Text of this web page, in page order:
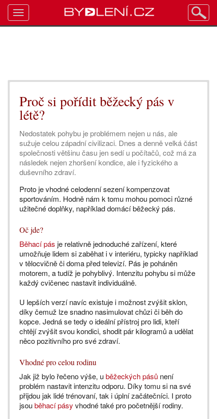
Proč si pořídit běžecký pás v
létě?
Nedostatek pohybu je problémem nejen u nás, ale
sužuje celou západní civilizaci. Dnes a denně velká část
společnosti většinu času jen sedí u počítačů, což má za
následek nejen zhoršení kondice, ale i fyzického a
duševního zdraví.
Proto je vhodné celodenní sezení kompenzovat
sportováním. Hodně nám k tomu mohou pomoci různé
užitečné doplňky, například domácí běžecký pás.
Oč jde?
Běhací pás je relativně jednoduché zařízení, které
umožňuje lidem si zaběhat i v interiéru, typicky například
v tělocvičně či doma před televizí. Pás je poháněn
motorem, a tudíž je pohyblivý. Intenzitu pohybu si může
každý cvičenec nastavit individuálně.
U lepších verzí navíc existuje i možnost zvýšit sklon,
díky čemuž lze snadno nasimulovat chůzi či běh do
kopce. Jedná se tedy o ideální přístroj pro lidi, kteří
chtějí zvýšit svou kondici, shodit pár kilogramů a udělat
něco pozitivního pro své zdraví.
Vhodné pro celou rodinu
Jak již bylo řečeno výše, uběžeckých pásů není
problém nastavit intenzitu odporu. Díky tomu si na své
přijdou jak lidé trénovaní, tak i úplní začátečníci. I proto
jsouběhací pásy vhodné také pro početnější rodiny.
Toggle
navigation